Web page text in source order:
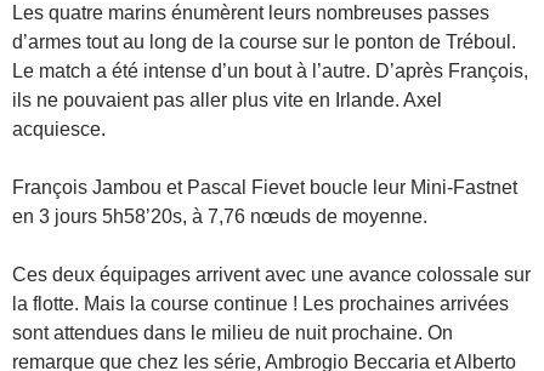
Les quatre marins énumèrent leurs nombreuses passes
d’armes tout au long de la course sur le ponton de Tréboul.
Le match a été intense d’un bout à l’autre. D’après François,
ils ne pouvaient pas aller plus vite en Irlande. Axel
acquiesce.
François Jambou et Pascal Fievet boucle leur Mini-Fastnet
en 3 jours 5h58’20s, à 7,76 nœuds de moyenne.
Ces deux équipages arrivent avec une avance colossale sur
la flotte. Mais la course continue ! Les prochaines arrivées
sont attendues dans le milieu de nuit prochaine. On
remarque que chez les série, Ambrogio Beccaria et Alberto